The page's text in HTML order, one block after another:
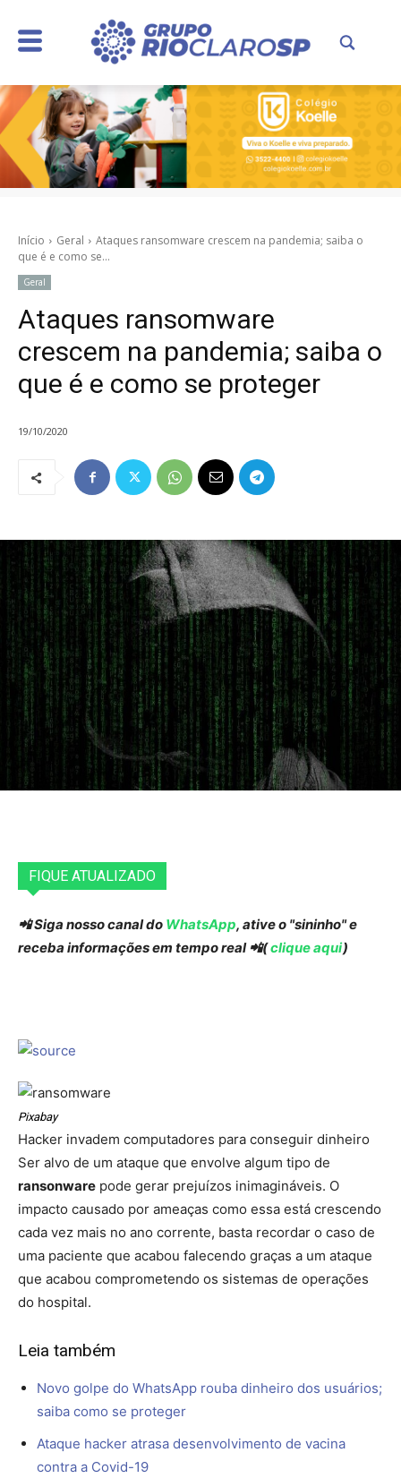
Início Geral
Ataques ransomware crescem na pandemia; saiba o
que é e como se...
Geral
Ataques ransomware
crescem na pandemia; saiba o
que é e como se proteger
19/10/2020
FIQUE ATUALIZADO
📲 Siga nosso canal do WhatsApp, ative o "sininho" e
receba informações em tempo real 📲(clique aqui)
Pixabay
Hacker invadem computadores para conseguir dinheiro
Ser alvo de um ataque que envolve algum tipo de
ransonware pode gerar prejuízos inimagináveis. O
impacto causado por ameaças como essa está crescendo
cada vez mais no ano corrente, basta recordar o caso de
uma paciente que acabou falecendo graças a um ataque
que acabou comprometendo os sistemas de operações
do hospital.
Leia também
Novo golpe do WhatsApp rouba dinheiro dos usuários;
saiba como se proteger
Ataque hacker atrasa desenvolvimento de vacina
contra a Covid-19